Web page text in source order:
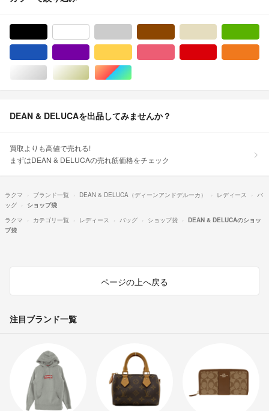
シルバー/銀色系ゴールド/金色系マルチカラー
DEAN & DELUCAを出品してみませんか？
買取よりも高値で売れる!
まずはDEAN & DELUCAの売れ筋価格をチェック
ラクマ ブランド一覧 DEAN & DELUCA（ディーンアンドデルーカ） レディース
バ
ッグ
ショップ袋
ラクマ
カテゴリ一覧 レディース バッグ ショップ袋
DEAN & DELUCAのショッ
プ袋
ページの上へ戻る
注目ブランド一覧